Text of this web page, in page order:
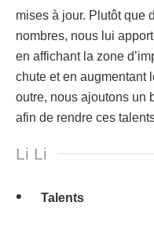
mises à jour. Plutôt que
nombres, nous lui
en affichant la zone
chute et en augmentant
outre, nous ajoutons un
afin de rendre ces
Li Li
Talents